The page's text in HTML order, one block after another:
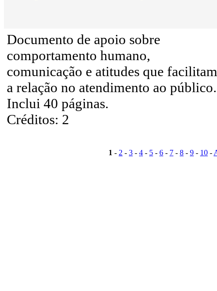
Documento de apoio sobre
comportamento humano,
comunicação e atitudes que facilitam
a relação no atendimento ao público.
Inclui 40 páginas.
Créditos: 2
1 - 2 - 3 - 4 - 5 - 6 - 7 - 8 - 9 - 10 -